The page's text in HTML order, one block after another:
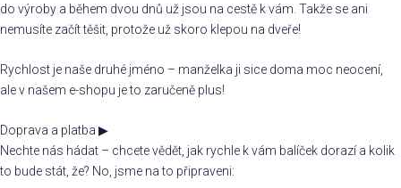
do výroby a během dvou dnů už jsou na cestě k vám. Takže se ani
nemusíte začít těšit, protože už skoro klepou na dveře!
Rychlost je naše druhé jméno – manželka ji sice doma moc neocení,
ale v našem e-shopu je to zaručeně plus!
Doprava a platba ▶
Nechte nás hádat – chcete vědět, jak rychle k vám balíček dorazí a kolik
to bude stát, že? No, jsme na to připraveni: